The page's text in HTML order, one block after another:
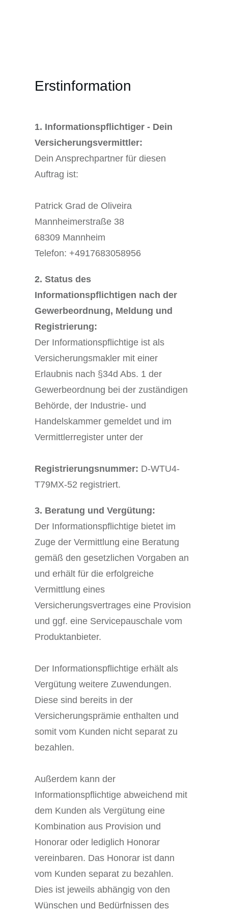
Erstinformation
1. Informationspflichtiger - Dein
Versicherungsvermittler:
Dein Ansprechpartner für diesen
Auftrag ist:
Patrick Grad de Oliveira
Mannheimerstraße 38
68309 Mannheim
Telefon: +4917683058956
2. Status des
Informationspflichtigen nach der
Gewerbeordnung, Meldung und
Registrierung:
Der Informationspflichtige ist als
Versicherungsmakler mit einer
Erlaubnis nach §34d Abs. 1 der
Gewerbeordnung bei der zuständigen
Behörde, der Industrie- und
Handelskammer gemeldet und im
Vermittlerregister unter der
Registrierungsnummer: D-WTU4-
T79MX-52 registriert.
3. Beratung und Vergütung:
Der Informationspflichtige bietet im
Zuge der Vermittlung eine Beratung
gemäß den gesetzlichen Vorgaben an
und erhält für die erfolgreiche
Vermittlung eines
Versicherungsvertrages eine Provision
und ggf. eine Servicepauschale vom
Produktanbieter.
Der Informationspflichtige erhält als
Vergütung weitere Zuwendungen.
Diese sind bereits in der
Versicherungsprämie enthalten und
somit vom Kunden nicht separat zu
bezahlen.
Außerdem kann der
Informationspflichtige abweichend mit
dem Kunden als Vergütung eine
Kombination aus Provision und
Honorar oder lediglich Honorar
vereinbaren. Das Honorar ist dann
vom Kunden separat zu bezahlen.
Dies ist jeweils abhängig von den
Wünschen und Bedürfnissen des